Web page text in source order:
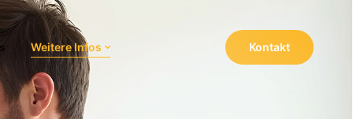
Weitere Infos Navigation wiederholen Kontakt